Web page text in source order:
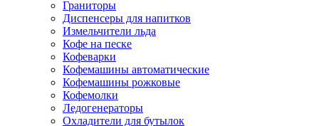
Граниторы
Диспенсеры для напитков
Измельчители льда
Кофе на песке
Кофеварки
Кофемашины автоматические
Кофемашины рожковые
Кофемолки
Ледогенераторы
Охладители для бутылок